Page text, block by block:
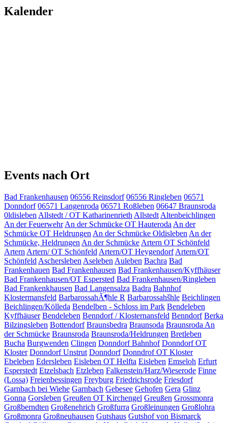
Kalender
Events nach Ort
Bad Frankenhausen 06556 Reinsdorf 06556 Ringleben 06571
Donndorf 06571 Langenroda 06571 Roßleben 06647 Braunsroda
0ldisleben Allstedt / OT Katharinenrieth Allstedt Altenbeichlingen
An der Feuerwehr An der Schmücke OT Hauteroda An der
Schmücke OT Heldrungen An der Schmücke Oldisleben An der
Schmücke, Heldrungen An der Schmücke Artern OT Schönfeld
Artern Artern/ OT Schönfeld Artern/OT Heygendorf Artern/OT
Schönfeld Aschersleben Aseleben Auleben Bachra Bad
Frankenhauen Bad Frankenhausen Bad Frankenhausen/Kyffhäuser
Bad Frankenhausen/OT Espersted Bad Frankenhausen/Ringleben
Bad Frankenkhausen Bad Langensalza Badra Bahnhof
Klostermansfeld BarbarossahÃ¶hle R Barbarossahšhle Beichlingen
Beichlingen/Kölleda Bendelben - Schloss im Park Bendeleben
Kyffhäuser Bendeleben Benndorf / Klosternansfeld Benndorf Berka
Bilzingsleben Bottendorf Braunsbedra Braunsoda Braunsroda An
der Schmücke Braunsroda Braunsroda/Heldrungen Bretleben
Bucha Burgwenden Clingen Donndorf Bahnhof Donndorf OT
Kloster Donndorf Unstrut Donndorf Donndrof OT Kloster
Ebeleben Edersleben Eisleben OT Helfta Eisleben Emseloh Erfurt
Esperstedt Etzelsbach Etzleben Falkenstein/Harz/Wieserode Finne
(Lossa) Freienbessingen Freyburg Friedrichsrode Friesdorf
Garnbach bei Wiehe Garnbach Gebesee Gehofen Gera Glinz
Gonna Gorsleben Greußen OT Kirchengel Greußen Grossmonra
Großberndten Großenehrich Großfurra Großleinungen Großlohra
Großmonra Großneuhausen Gutshaus Gutshof von Bismarck